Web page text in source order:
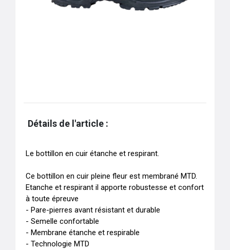
Détails de l'article :
Le bottillon en cuir étanche et respirant.
Ce bottillon en cuir pleine fleur est membrané MTD.
Etanche et respirant il apporte robustesse et confort
à toute épreuve
- Pare-pierres avant résistant et durable
- Semelle confortable
- Membrane étanche et respirable
- Technologie MTD